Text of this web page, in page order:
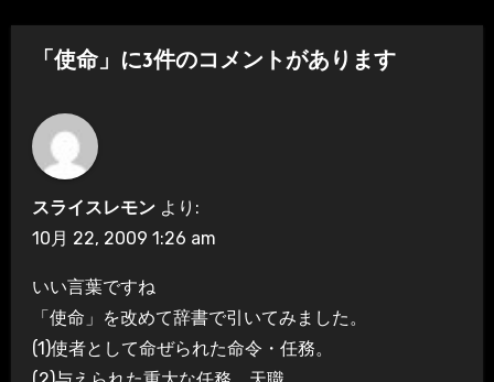
ビ
ゲ
ー
シ
ョ
「使命」に3件のコメントがあります
スライスレモン より:
10月 22, 2009 1:26 am
いい言葉ですね
「使命」を改めて辞書で引いてみました。
(1)使者として命ぜられた命令・任務。